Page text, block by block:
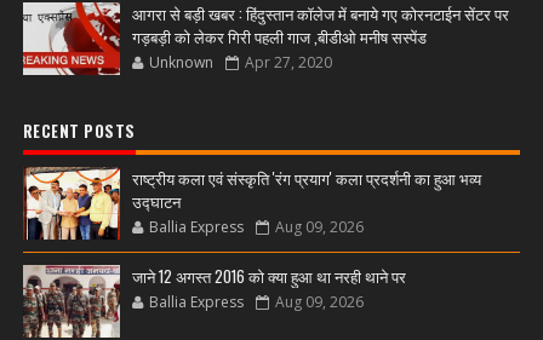
आगरा से बड़ी खबर : हिंदुस्तान कॉलेज में बनाये गए कोरनटाईन सेंटर पर
गड़बड़ी को लेकर गिरी पहली गाज ,बीडीओ मनीष सस्पेंड
Unknown Apr 27, 2020
RECENT POSTS
राष्ट्रीय कला एवं संस्कृति 'रंग प्रयाग' कला प्रदर्शनी का हुआ भव्य
उद्घाटन
Ballia Express Aug 09, 2026
जाने 12 अगस्त 2016 को क्या हुआ था नरही थाने पर
Ballia Express Aug 09, 2026